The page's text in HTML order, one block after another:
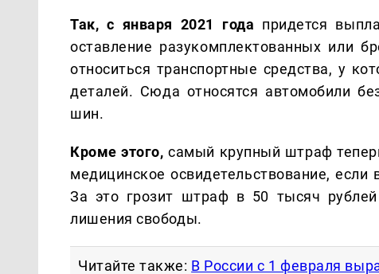
Так, с января 2021 года придется
оставление разукомплектованных или
относиться транспортные средства, у
деталей. Сюда относятся автомобили
шин.
Кроме этого, самый крупный штраф
медицинское освидетельствование,
За это грозит штраф в 50 тысяч
лишения свободы.
Читайте также: В России с 1 февраля